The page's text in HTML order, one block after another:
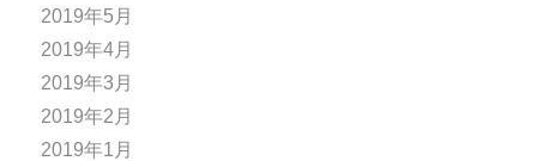
2019年5月
2019年4月
2019年3月
2019年2月
2019年1月